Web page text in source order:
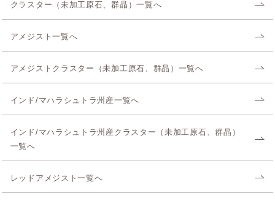
クラスター（未加工原石、群晶）一覧へ
アメジスト一覧へ
アメジストクラスター（未加工原石、群晶）一覧へ
インド/マハラシュトラ州産一覧へ
インド/マハラシュトラ州産クラスター（未加工原石、群晶）
一覧へ
レッドアメジスト一覧へ